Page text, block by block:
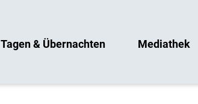
Tagen & Übernachten Mediathek